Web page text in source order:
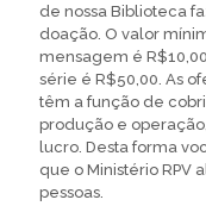
de nossa Biblioteca
doação. O valor
mensagem é
série é R$50,00. As
têm a função de
produção e
lucro. Desta forma
que o Ministério RPV
pessoas.